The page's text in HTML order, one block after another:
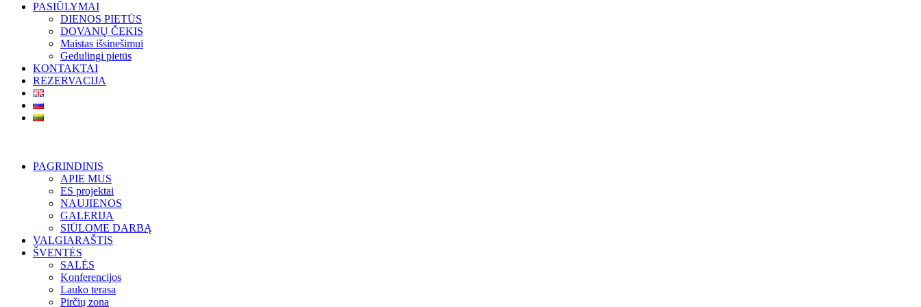
PASIŪLYMAI
DIENOS PIETŪS
DOVANŲ ČEKIS
Maistas išsinešimui
Gedulingi pietūs
KONTAKTAI
REZERVACIJA
PAGRINDINIS
APIE MUS
ES projektai
NAUJIENOS
GALERIJA
SIŪLOME DARBĄ
VALGIARAŠTIS
ŠVENTĖS
SALĖS
Konferencijos
Lauko terasa
Pirčių zona